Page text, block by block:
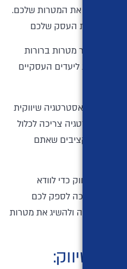
לכם להשיג את המטרות שלכם.
את מטרות העסק שלכם
להגדיר מטרות ברורות
תואמות ליעדים העסקיים
ליצור אסטרטגיה שיווקית
האסטרטגיה צריכה לכלול
והתקציבים שאתם
השיווק כדי לוודא
צריכה לספק לכם
האסטרטגיה ולהשיג את מטרות
שיווק: